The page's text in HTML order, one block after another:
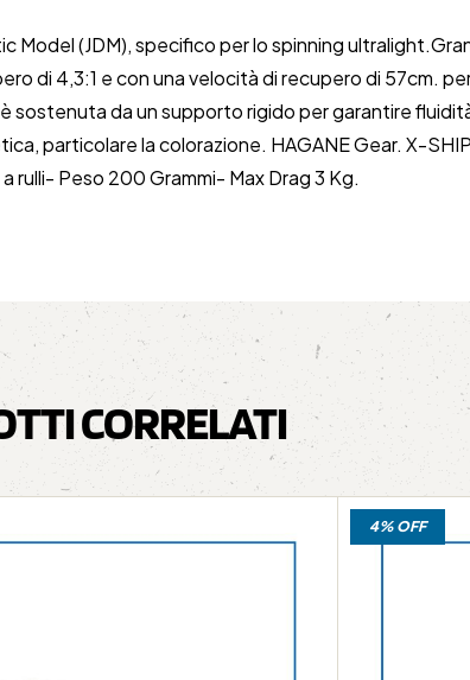
Model (JDM), specifico per lo spinning
di 4,3:1 e con una velocità di recupero di 57cm.
da un supporto rigido per garantire
particolare la colorazione. HAGANE Gear. X-
Peso 200 Grammi- Max Drag 3 Kg.
CORRELATI
4% OFF